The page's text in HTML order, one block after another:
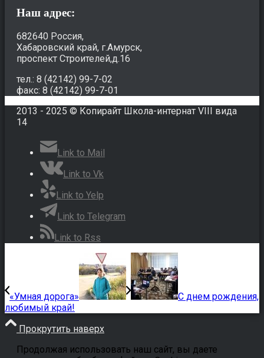
Наш адрес:
682640 Россия,
Хабаровский край, г.Амурск,
проспект Строителей,д.16
тел.: 8 (42142) 99-7-02
факс: 8 (42142) 99-7-01
2013 - 2025 © Копирайт Школа-интернат VIII вида
14
Link to Mail
Link to Vk
Link to Yelp
Link to Telegram
Link to Rss
«Умная дорога»
С днем рождения,
любимый край!
Прокрутить наверх
Продолжая использовать наш сайт, вы даете